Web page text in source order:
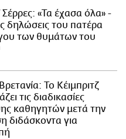
Σέρρες: «Τα έχασα όλα» -
δηλώσεις του πατέρα
των θυμάτων του
Το Κέιμπριτζ
τις διαδικασίες
καθηγητών μετά την
διδάσκοντα για